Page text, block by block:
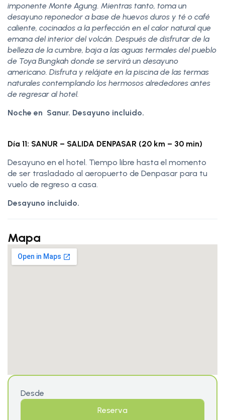
imponente Monte Agung. Mientras tanto, toma un
desayuno reponedor a base de huevos duros y té o café
caliente, cocinados a la perfección en el calor natural que
emana del interior del volcán. Después de disfrutar de la
belleza de la cumbre, baja a las aguas termales del pueblo
de Toya Bungkah donde se servirá un desayuno
americano. Disfruta y relájate en la piscina de las termas
naturales contemplando los hermosos alrededores antes
de regresar al hotel.
Noche en Sanur. Desayuno incluido.
Día 11: SANUR – SALIDA DENPASAR (20 km – 30 min)
Desayuno en el hotel. Tiempo libre hasta el momento
de ser trasladado al aeropuerto de Denpasar para tu
vuelo de regreso a casa.
Desayuno incluido.
Mapa
Desde
Reserva